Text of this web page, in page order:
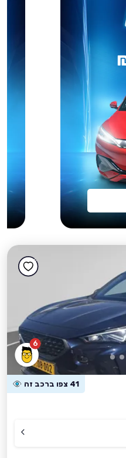
6
41 צפו ברכב זה